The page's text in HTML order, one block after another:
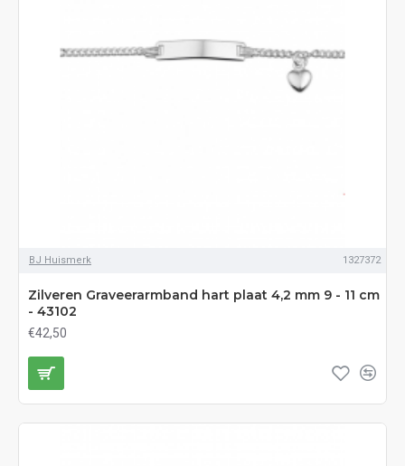
BJ Huismerk 1327372
Zilveren Graveerarmband hart plaat 4,2 mm 9 - 11 cm
- 43102
€42,50